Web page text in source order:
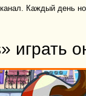
Каждый день
играть